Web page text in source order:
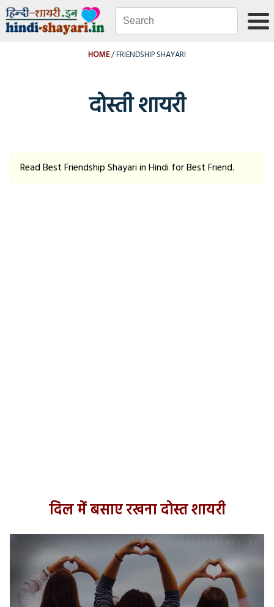
HOME FRIENDSHIP SHAYARI
दोस्ती शायरी
Read Best Friendship Shayari in Hindi for Best Friend.
दिल में बसाए रखना दोस्त शायरी